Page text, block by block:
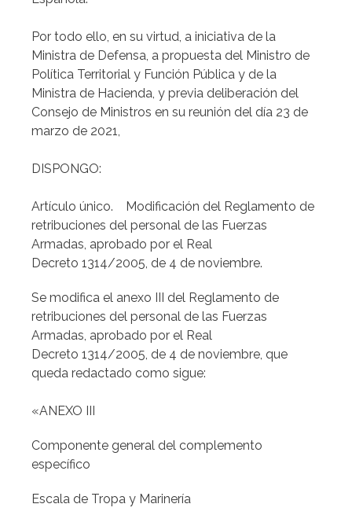
Por todo ello, en su virtud, a iniciativa de la
Ministra de Defensa, a propuesta del Ministro de
Política Territorial y Función Pública y de la
Ministra de Hacienda, y previa deliberación del
Consejo de Ministros en su reunión del día 23 de
marzo de 2021,
DISPONGO:
Artículo único. Modificación del Reglamento de
retribuciones del personal de las Fuerzas
Armadas, aprobado por el Real
Decreto 1314/2005, de 4 de noviembre.
Se modifica el anexo III del Reglamento de
retribuciones del personal de las Fuerzas
Armadas, aprobado por el Real
Decreto 1314/2005, de 4 de noviembre, que
queda redactado como sigue:
«ANEXO III
Componente general del complemento
específico
Escala de Tropa y Marinería